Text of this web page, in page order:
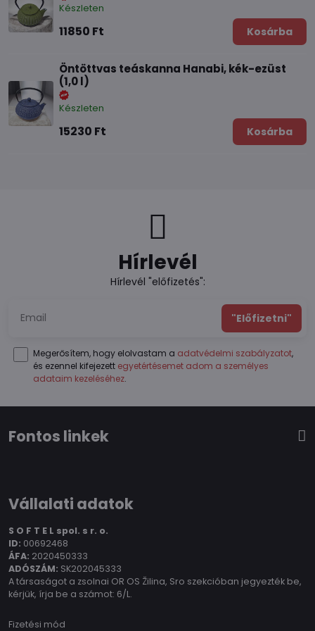
Készleten
11850 Ft Kosárba
Öntöttvas teáskanna Hanabi, kék-ezüst
(1,0 l)
Készleten
15230 Ft Kosárba
Hírlevél
Hírlevél "előfizetés":
"Előfizetni"
Megerősítem, hogy elolvastam a adatvédelmi szabályzatot,
és ezennel kifejezett egyetértésemet adom a személyes
adataim kezeléséhez.
Fontos linkek
Vállalati adatok
S O F T E L spol. s r. o.
ID: 00692468
ÁFA: 2020450333
ADÓSZÁM: SK202045333
A társaságot a zsolnai OR OS Žilina, Sro szekcióban jegyezték be,
kérjük, írja be a számot: 6/L.
Fizetési mód